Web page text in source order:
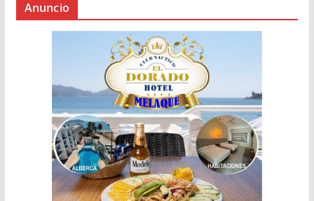
Anuncio